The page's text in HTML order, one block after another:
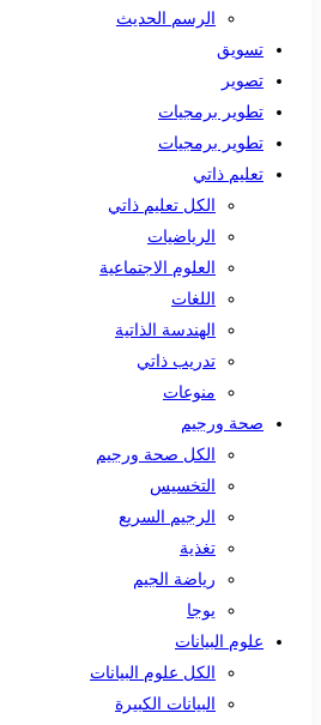
الرسم الحديث
تسويق
تصوير
تطوير برمجيات
تطوير برمجيات
تعليم ذاتي
الكل تعليم ذاتي
الرياضيات
العلوم الاجتماعية
اللغات
الهندسة الذاتية
تدريب ذاتي
منوعات
صحة ورجيم
الكل صحة ورجيم
التخسيس
الرجيم السريع
تغذية
رياضة الجيم
يوجا
علوم البيانات
الكل علوم البيانات
البيانات الكبيرة